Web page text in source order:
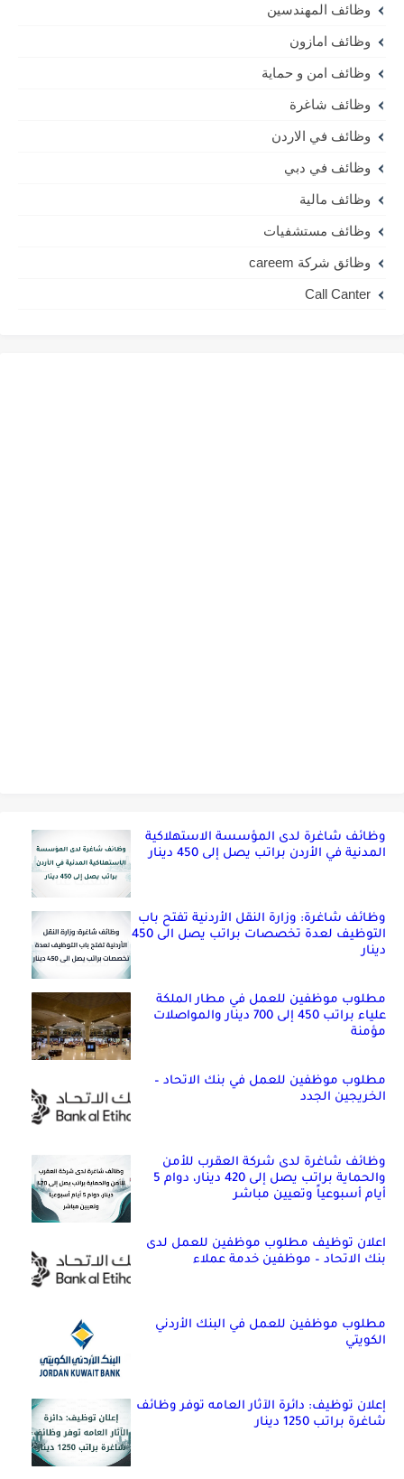
وظائف المهندسين
وظائف امازون
وظائف امن و حماية
وظائف شاغرة
وظائف في الاردن
وظائف في دبي
وظائف مالية
وظائف مستشفيات
وظائق شركة careem
Call Canter
وظائف شاغرة لدى المؤسسة الاستهلاكية
المدنية في الأردن براتب يصل إلى 450 دينار
وظائف شاغرة: وزارة النقل الأردنية تفتح باب
التوظيف لعدة تخصصات براتب يصل الى 450
دينار
مطلوب موظفين للعمل في مطار الملكة
علياء براتب 450 إلى 700 دينار والمواصلات
مؤمنة
مطلوب موظفين للعمل في بنك الاتحاد –
الخريجين الجدد
وظائف شاغرة لدى شركة العقرب للأمن
والحماية براتب يصل إلى 420 دينار، دوام 5
أيام أسبوعياً وتعيين مباشر
اعلان توظيف مطلوب موظفين للعمل لدى
بنك الاتحاد – موظفين خدمة عملاء
مطلوب موظفين للعمل في البنك الأردني
الكويتي
إعلان توظيف: دائرة الآثار العامه توفر وظائف
شاغرة براتب 1250 دينار